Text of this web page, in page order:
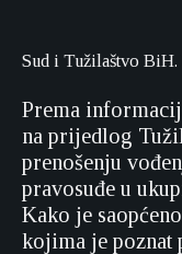
Sud i Tužilaštvo
Prema
na prijedlog
prenošenju
pravosuđe u
Kako je
kojima je poznat